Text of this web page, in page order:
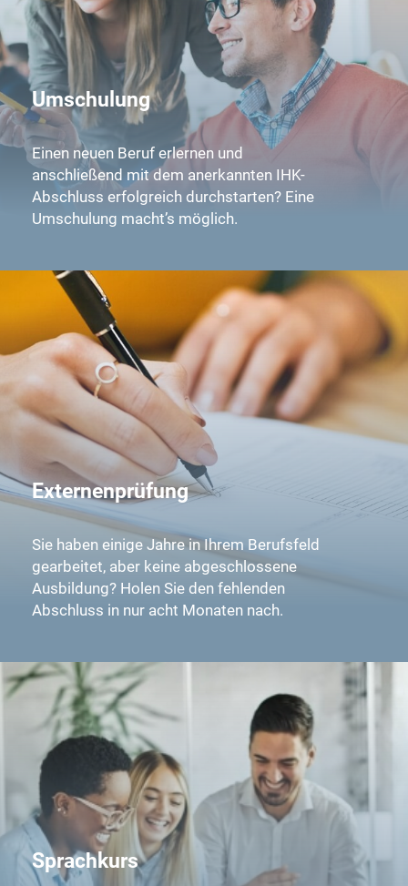
Umschulung
Einen neuen Beruf erlernen und
anschließend mit dem anerkannten IHK-
Abschluss erfolgreich durchstarten? Eine
Umschulung macht’s möglich.
Externenprüfung
Sie haben einige Jahre in Ihrem Berufsfeld
gearbeitet, aber keine abgeschlossene
Ausbildung? Holen Sie den fehlenden
Abschluss in nur acht Monaten nach.
Sprachkurs